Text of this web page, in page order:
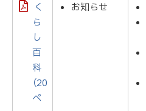
く
ら
し
百
科
（20
ペ
お知らせ